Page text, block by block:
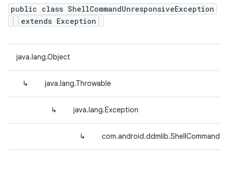
public class ShellCommandUnresponsiveException
extends Exception
java.lang.Object
↳ java.lang.Throwable
↳ java.lang.Exception
↳